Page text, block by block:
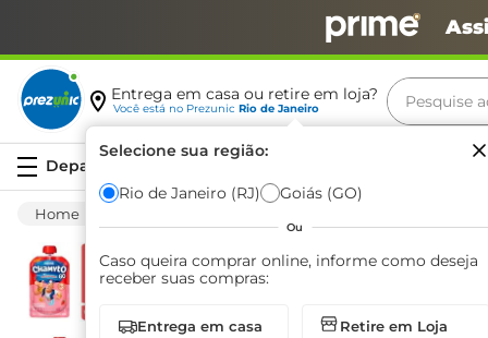
Entrega em casa ou retire em loja?
Você está no Prezunic Rio de Janeiro
Selecione sua região:
Rio de Janeiro (RJ) Goiás (GO)
Ou
Caso queira comprar online, informe como deseja
receber suas compras:
Entrega em casa Retire em Loja
Pesquise
Termos
café